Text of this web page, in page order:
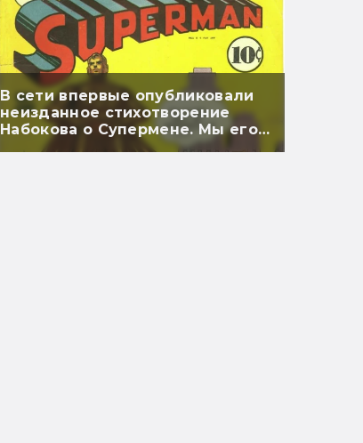
В сети впервые опубликовали
неизданное стихотворение
Набокова о Супермене. Мы его
перевели